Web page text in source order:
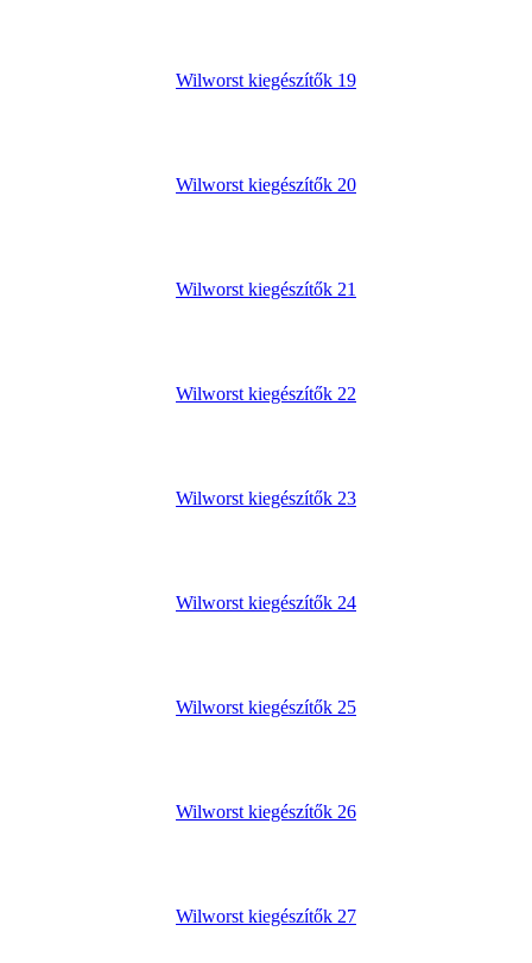
Wilworst kiegészítők 19
Wilworst kiegészítők 20
Wilworst kiegészítők 21
Wilworst kiegészítők 22
Wilworst kiegészítők 23
Wilworst kiegészítők 24
Wilworst kiegészítők 25
Wilworst kiegészítők 26
Wilworst kiegészítők 27